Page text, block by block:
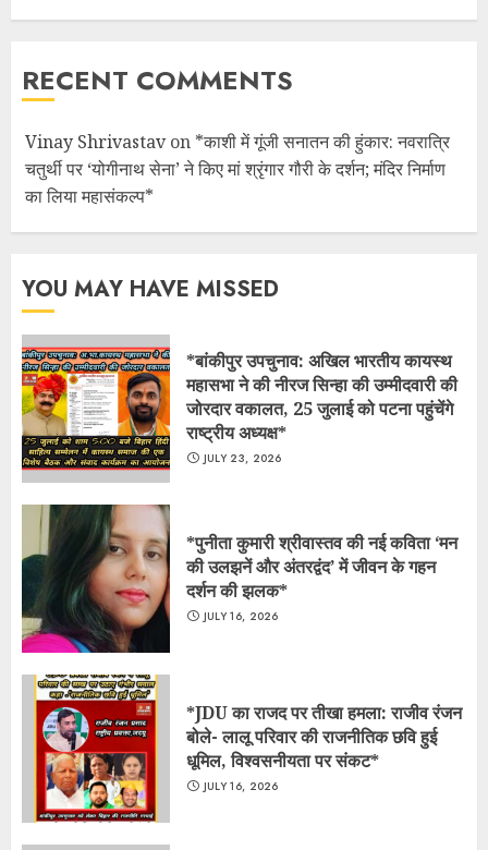
RECENT COMMENTS
Vinay Shrivastavon *काशी में गूंजी सनातन की हुंकार: नवरात्रि
चतुर्थी पर ‘योगीनाथ सेना’ ने किए मां श्रृंगार गौरी के दर्शन; मंदिर निर्माण
का लिया महासंकल्प*
YOU MAY HAVE MISSED
*बांकीपुर उपचुनाव: अखिल भारतीय कायस्थ
महासभा ने की नीरज सिन्हा की उम्मीदवारी की
जोरदार वकालत, 25 जुलाई को पटना पहुंचेंगे
राष्ट्रीय अध्यक्ष*
JULY 23, 2026
*पुनीता कुमारी श्रीवास्तव की नई कविता ‘मन
की उलझनें और अंतरद्वंद’ में जीवन के गहन
दर्शन की झलक*
JULY 16, 2026
*JDU का राजद पर तीखा हमला: राजीव रंजन
बोले- लालू परिवार की राजनीतिक छवि हुई
धूमिल, विश्वसनीयता पर संकट*
JULY 16, 2026